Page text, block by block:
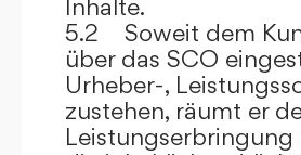
Inhalte.
5.2 Soweit dem
über das SCO
Urheber-,
zustehen, räumt er